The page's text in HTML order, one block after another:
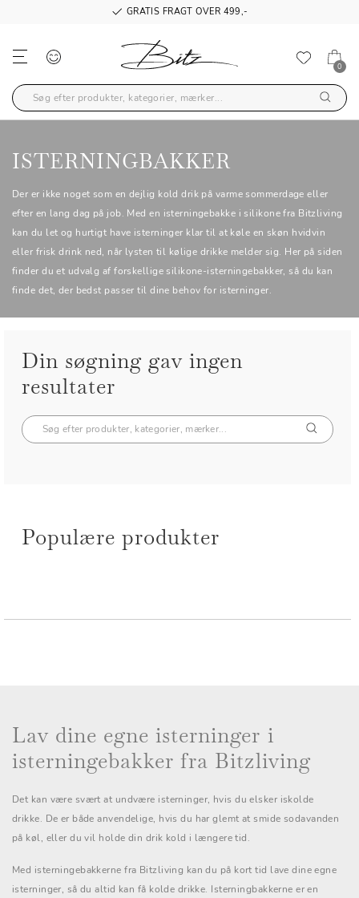
GRATIS FRAGT OVER 499,-
0
ISTERNINGBAKKER
Der er ikke noget som en dejlig kold drik på varme sommerdage eller
efter en lang dag på job. Med en isterningebakke i silikone fra Bitzliving
kan du let og hurtigt have isterninger klar til at køle en skøn hvidvin
eller frisk drink ned, når lysten til kølige drikke melder sig. Her på siden
finder du et udvalg af forskellige silikone-isterningebakker, så du kan
finde det, der bedst passer til dine behov for isterninger.
Din søgning gav ingen
resultater
Populære produkter
Lav dine egne isterninger i
isterningebakker fra Bitzliving
Det kan være svært at undvære isterninger, hvis du elsker iskolde
drikke. De er både anvendelige, hvis du har glemt at smide sodavanden
på køl, eller du vil holde din drik kold i længere tid.
Med isterningebakkerne fra Bitzliving kan du på kort tid lave dine egne
isterninger, så du altid kan få kolde drikke. Isterningbakkerne er en